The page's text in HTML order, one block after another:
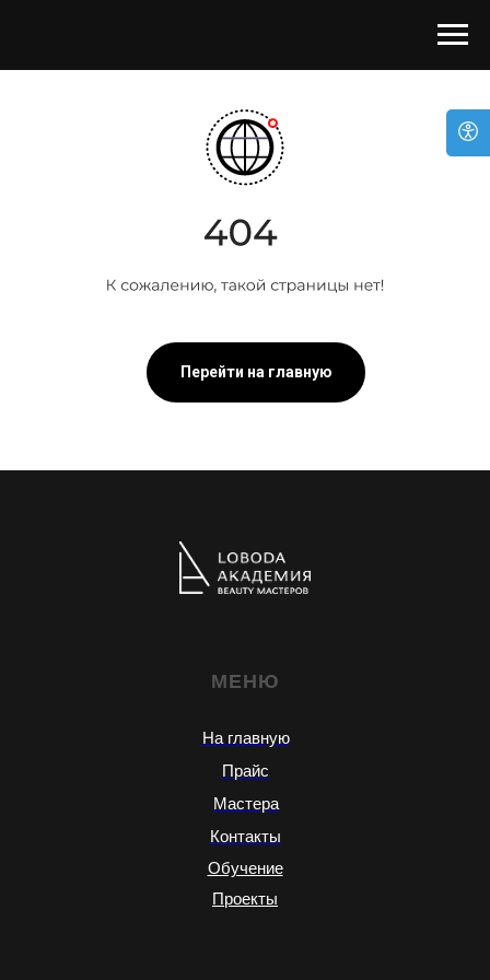
Перейти на главную
МЕНЮ
На главную
Прайс
Мастера
Контакты
Обучение
Проекты